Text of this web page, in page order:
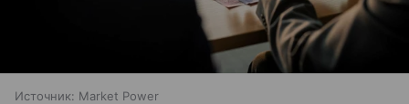
Источник: Market Power